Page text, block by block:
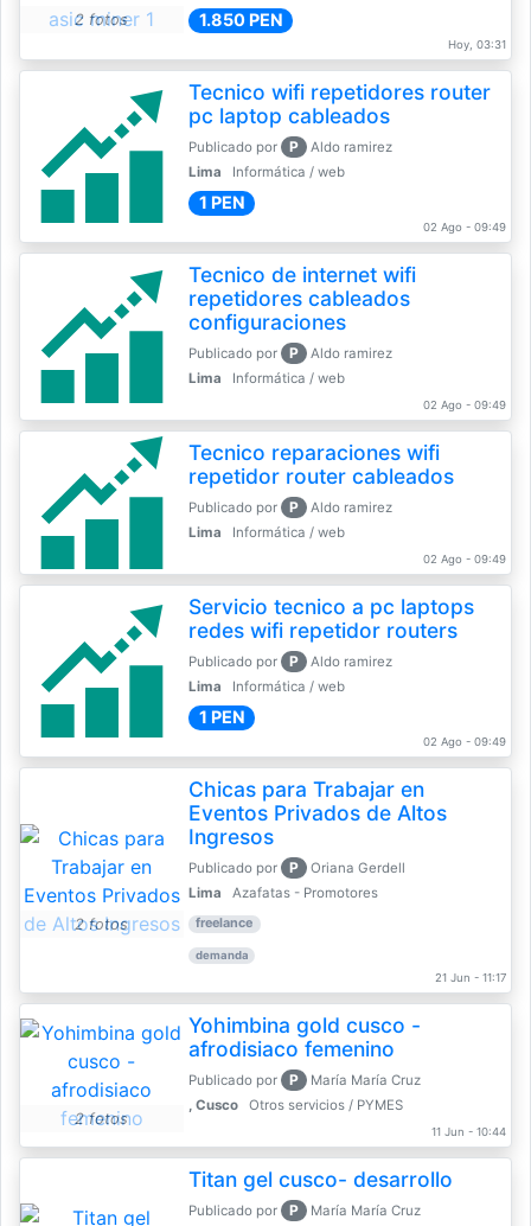
2 fotos 1.850 PEN
Hoy, 03:31
Tecnico wifi repetidores router
pc laptop cableados
Publicado por P
Aldo ramirez
Lima
Informática / web
1 PEN
02 Ago - 09:49
Tecnico de internet wifi
repetidores cableados
configuraciones
Publicado por P
Aldo ramirez
Lima
Informática / web
02 Ago - 09:49
Tecnico reparaciones wifi
repetidor router cableados
Publicado por P
Aldo ramirez
Lima
Informática / web
02 Ago - 09:49
Servicio tecnico a pc laptops
redes wifi repetidor routers
Publicado por P
Aldo ramirez
Lima
Informática / web
1 PEN
02 Ago - 09:49
2 fotos
Chicas para Trabajar en
Eventos Privados de Altos
Ingresos
Publicado por P
Oriana Gerdell
Lima
Azafatas - Promotores
freelance
demanda
21 Jun - 11:17
2 fotos
Yohimbina gold cusco -
afrodisiaco femenino
Publicado por P
María María Cruz
, Cusco
Otros servicios / PYMES
11 Jun - 10:44
Titan gel cusco- desarrollo
Publicado por P
María María Cruz